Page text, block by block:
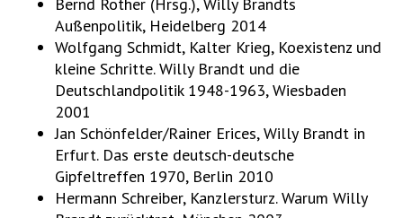
Bernd Rother (Hrsg.), Willy Brandts
Außenpolitik, Heidelberg 2014
Wolfgang Schmidt, Kalter Krieg, Koexistenz und
kleine Schritte. Willy Brandt und die
Deutschlandpolitik 1948-1963, Wiesbaden
2001
Jan Schönfelder/Rainer Erices, Willy Brandt in
Erfurt. Das erste deutsch-deutsche
Gipfeltreffen 1970, Berlin 2010
Hermann Schreiber, Kanzlersturz. Warum Willy